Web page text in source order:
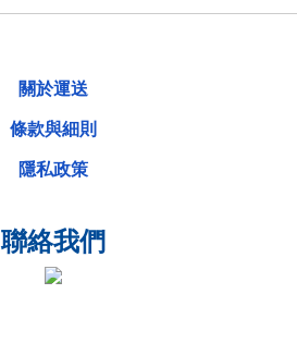
關於運送
條款與細則
隱私政策
聯絡我們